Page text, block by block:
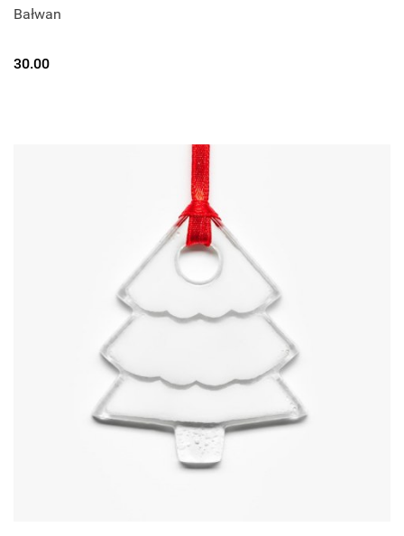
Bałwan
30.00